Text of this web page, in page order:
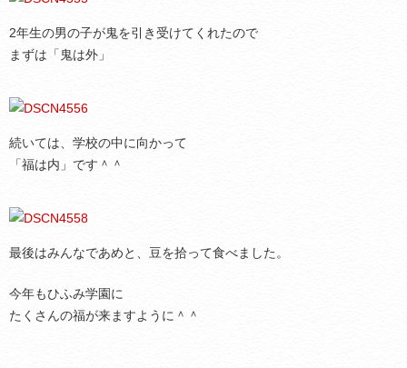
2年生の男の子が鬼を引き受けてくれたので
まずは「鬼は外」
続いては、学校の中に向かって
「福は内」です＾＾
最後はみんなであめと、豆を拾って食べました。
今年もひふみ学園に
たくさんの福が来ますように＾＾